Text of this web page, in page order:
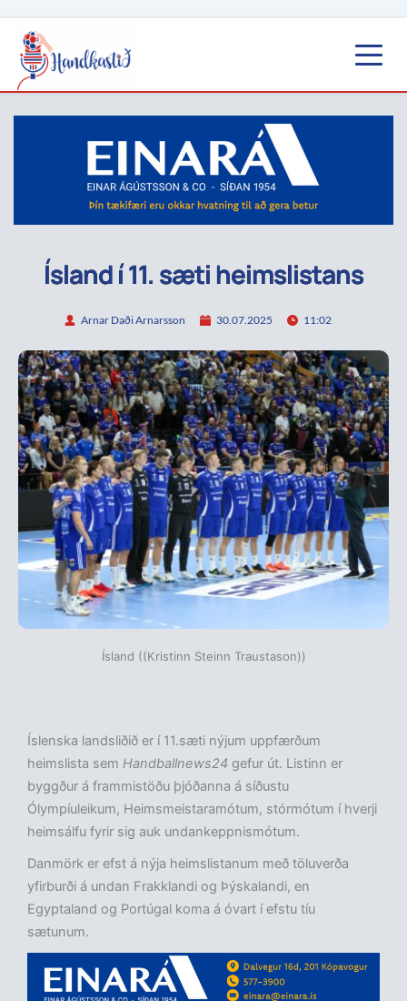
Ísland í 11. sæti heimslistans
Arnar Daði Arnarsson 30.07.2025 11:02
Ísland ((Kristinn Steinn Traustason))
Íslenska landsliðið er í 11.sæti nýjum uppfærðum
heimslista sem Handballnews24 gefur út. Listinn er
byggður á frammistöðu þjóðanna á síðustu
Ólympíuleikum, Heimsmeistaramótum, stórmótum í hverji
heimsálfu fyrir sig auk undankeppnismótum.
Danmörk er efst á nýja heimslistanum með töluverða
yfirburði á undan Frakklandi og Þýskalandi, en
Egyptaland og Portúgal koma á óvart í efstu tíu
sætunum.